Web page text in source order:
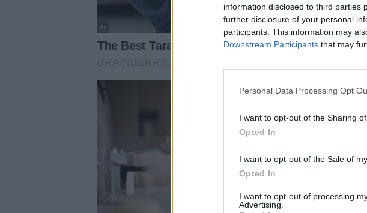
information disclosed to third parties
further disclosure of your personal
participants. This information may
Downstream Participants that may
Personal Data Processing Opt
I want to opt-out of the Sharing
Opted In
I want to opt-out of the Sale of
Opted In
I want to opt-out of processing
Advertising.